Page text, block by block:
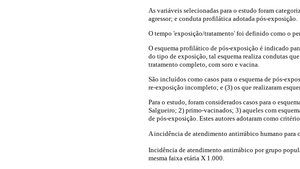
As variáveis selecionadas para o estudo foram
agressor; e conduta profilática adotada pós-exposição.
O tempo 'exposição/tratamento' foi definido como o
O esquema profilático de pós-exposição é indicado
do tipo de exposição, tal esquema realiza condutas
tratamento completo, com soro e vacina.
São incluídos como casos para o esquema de pós-
re-exposição incompleto; e (3) os que realizaram
Para o estudo, foram considerados casos para o
Salgueiro; 2) primo-vacinados; 3) aqueles com
de pós-exposição. Estes autores adotaram como
A incidência de atendimento antirrábico humano para
Incidência de atendimento antirrábico por grupo
mesma faixa etária X 1.000.